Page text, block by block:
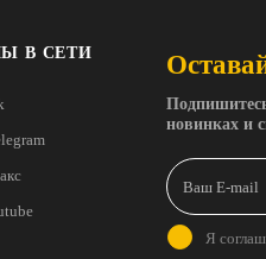
В СЕТИ
новинках и
Я